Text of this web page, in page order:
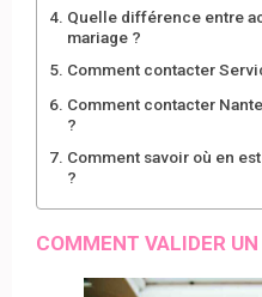
Quelle différence entre
mariage ?
Comment contacter
Comment contacter
?
Comment savoir où en
?
COMMENT VALIDER